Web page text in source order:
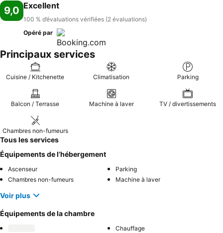
9,0 Excellent
100 % d’évaluations vérifiées (2 évaluations)
Opéré par
Principaux services
Cuisine / Kitchenette Climatisation Parking
Balcon / Terrasse Machine à laver TV / divertissements
Chambres non-fumeurs
Tous les services
Équipements de l’hébergement
Ascenseur
Parking
Chambres non-fumeurs
Machine à laver
Voir plus
Équipements de la chambre
Chauffage